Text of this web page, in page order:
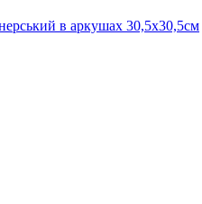
в аркушах 30,5х30,5см